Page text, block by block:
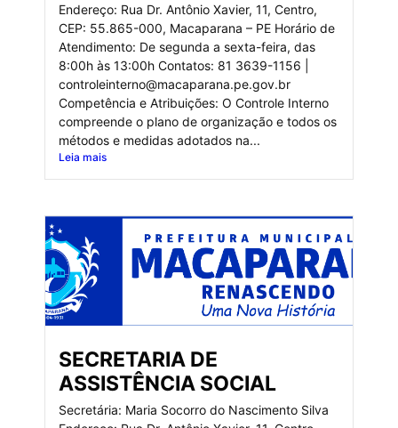
Endereço: Rua Dr. Antônio Xavier, 11, Centro,
CEP: 55.865-000, Macaparana – PE Horário de
Atendimento: De segunda a sexta-feira, das
8:00h às 13:00h Contatos: 81 3639-1156 |
controleinterno@macaparana.pe.gov.br
Competência e Atribuições: O Controle Interno
compreende o plano de organização e todos os
métodos e medidas adotados na...
Leia mais
SECRETARIA DE
ASSISTÊNCIA SOCIAL
Secretária: Maria Socorro do Nascimento Silva